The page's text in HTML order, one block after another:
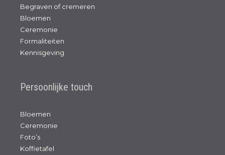
Begraven of cremeren
Bloemen
Ceremonie
Formaliteiten
Kennisgeving
Persoonlijke touch
Bloemen
Ceremonie
Foto’s
Koffietafel